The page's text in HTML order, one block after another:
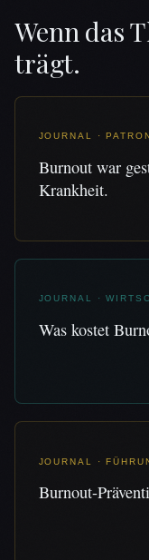
Wenn das
trägt.
JOURNAL ·
Burnout war
Krankheit.
JOURNAL ·
Was kostet
JOURNAL ·
Burnout-